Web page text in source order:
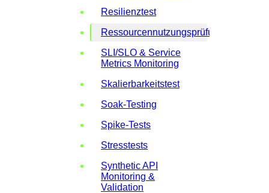
Resilienztest
Ressourcennutzungsprüfung
SLI/SLO & Service
Metrics Monitoring
Skalierbarkeitstest
Soak-Testing
Spike-Tests
Stresstests
Synthetic API
Monitoring &
Validation